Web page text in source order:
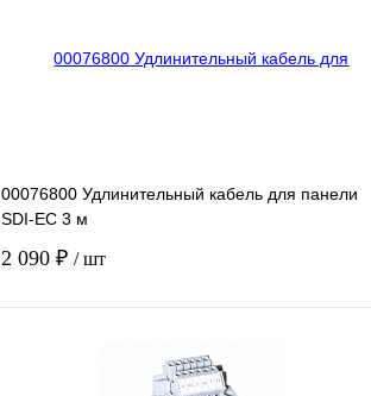
00076800 Удлинительный кабель для панели
SDI-EC 3 м
2 090 ₽ / шт